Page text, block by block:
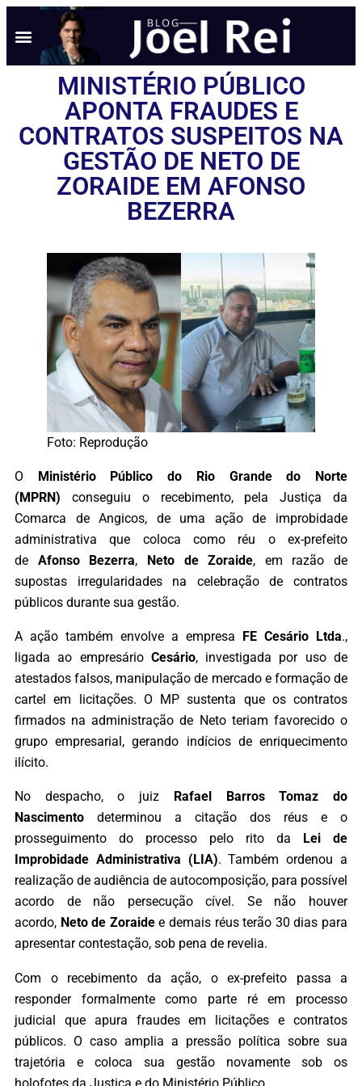
MINISTÉRIO PÚBLICO
APONTA FRAUDES E
CONTRATOS SUSPEITOS NA
GESTÃO DE NETO DE
ZORAIDE EM AFONSO
BEZERRA
Foto: Reprodução
O Ministério Público do Rio Grande do Norte
(MPRN) conseguiu o recebimento, pela Justiça da
Comarca de Angicos, de uma ação de improbidade
administrativa que coloca como réu o ex-prefeito
de Afonso Bezerra, Neto de Zoraide, em razão de
supostas irregularidades na celebração de contratos
públicos durante sua gestão.
A ação também envolve a empresa FE Cesário Ltda.,
ligada ao empresário Cesário, investigada por uso de
atestados falsos, manipulação de mercado e formação de
cartel em licitações. O MP sustenta que os contratos
firmados na administração de Neto teriam favorecido o
grupo empresarial, gerando indícios de enriquecimento
ilícito.
No despacho, o juiz
Rafael Barros Tomaz do
Nascimento determinou a citação dos réus e o
prosseguimento do processo pelo rito da
Lei de
Improbidade Administrativa (LIA). Também ordenou a
realização de audiência de autocomposição, para possível
acordo de não persecução cível. Se não houver
acordo, Neto de Zoraidee demais réus terão 30 dias para
apresentar contestação, sob pena de revelia.
Com o recebimento da ação, o ex-prefeito passa a
responder formalmente como parte ré em processo
judicial que apura fraudes em licitações e contratos
públicos. O caso amplia a pressão política sobre sua
trajetória e coloca sua gestão novamente sob os